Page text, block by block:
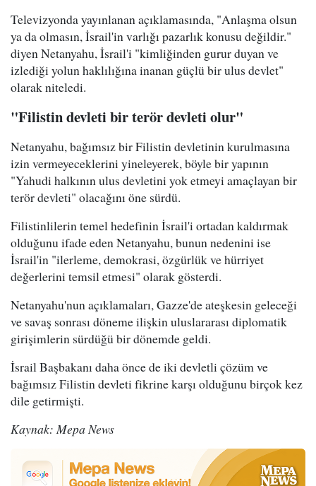
Televizyonda yayınlanan açıklamasında, "Anlaşma olsun
ya da olmasın, İsrail'in varlığı pazarlık konusu değildir."
diyen Netanyahu, İsrail'i "kimliğinden gurur duyan ve
izlediği yolun haklılığına inanan güçlü bir ulus devlet"
olarak niteledi.
"Filistin devleti bir terör devleti olur"
Netanyahu, bağımsız bir Filistin devletinin kurulmasına
izin vermeyeceklerini yineleyerek, böyle bir yapının
"Yahudi halkının ulus devletini yok etmeyi amaçlayan bir
terör devleti" olacağını öne sürdü.
Filistinlilerin temel hedefinin İsrail'i ortadan kaldırmak
olduğunu ifade eden Netanyahu, bunun nedenini ise
İsrail'in "ilerleme, demokrasi, özgürlük ve hürriyet
değerlerini temsil etmesi" olarak gösterdi.
Netanyahu'nun açıklamaları, Gazze'de ateşkesin geleceği
ve savaş sonrası döneme ilişkin uluslararası diplomatik
girişimlerin sürdüğü bir dönemde geldi.
İsrail Başbakanı daha önce de iki devletli çözüm ve
bağımsız Filistin devleti fikrine karşı olduğunu birçok kez
dile getirmişti.
Kaynak: Mepa News